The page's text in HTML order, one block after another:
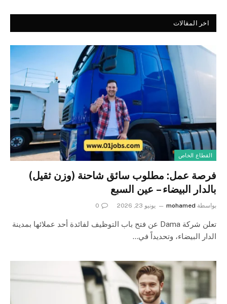
اخر المقالات
القطاع الخاص
فرصة عمل: مطلوب سائق شاحنة (وزن ثقيل)
بالدار البيضاء – عين السبع
بواسطة mohamed يونيو 23, 2026 0
تعلن شركة Dama عن فتح باب التوظيف لفائدة أحد عملائها بمدينة
الدار البيضاء، وتحديداً في…